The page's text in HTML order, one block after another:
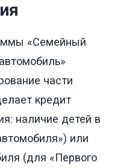
«Семейный
части
кредит
наличие детей в
или
(для «Первого